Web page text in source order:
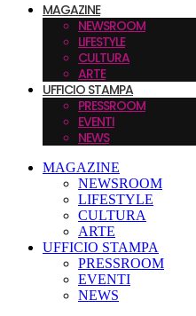
MAGAZINE
NEWSROOM
LIFESTYLE
CULTURA
ARTE
UFFICIO STAMPA
PRESSROOM
EVENTI
NEWS
MAGAZINE
NEWSROOM
LIFESTYLE
CULTURA
ARTE
UFFICIO STAMPA
PRESSROOM
EVENTI
NEWS